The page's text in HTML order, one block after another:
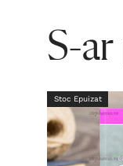
S-
Stoc Epuizat